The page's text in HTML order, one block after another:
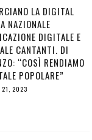
LA DIGITAL
NAZIONALE
DIGITALE E
CANTANTI. DI
“COSÌ RENDIAMO
POPOLARE”
21, 2023